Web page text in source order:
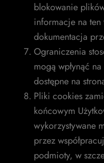
blokowanie
informacje na
dokumentacja
Ograniczenia
mogą wpłynąć
dostępne na
Pliki cookies
końcowym
wykorzystywane
przez
podmioty, w